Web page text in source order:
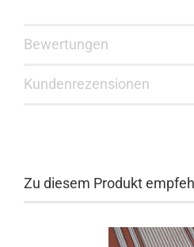
Bewertungen
Kundenrezensionen
Zu diesem Produkt